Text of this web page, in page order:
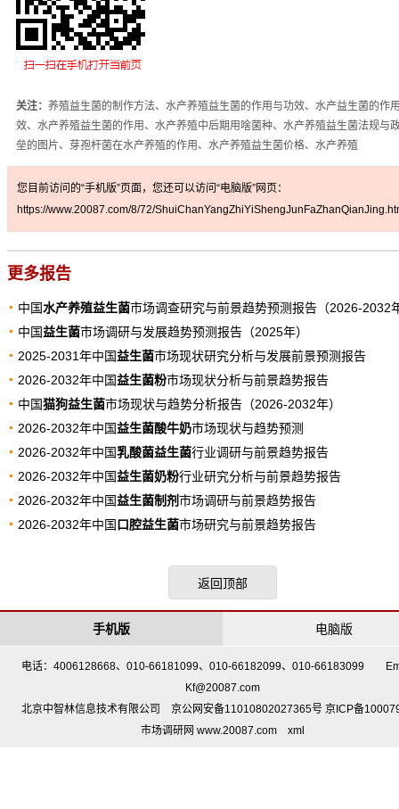
关注： 养殖益生菌的制作方法、水产养殖益生菌的作用与功效、水产益生菌的作
效、水产养殖益生菌的作用、水产养殖中后期用啥菌种、水产养殖益生菌法规与
垒的图片、芽孢杆菌在水产养殖的作用、水产养殖益生菌价格、水产养殖
您目前访问的“手机版”页面，您还可以访问“电脑版”网页：
https://www.20087.com/8/72/
更多报告
中国水产养殖益生菌市场调查研究与前景趋势预测报告（2026-2032
中国益生菌市场调研与发展趋势预测报告（2025年）
2025-2031年中国益生菌市场现状研究分析与发展前景预测报告
2026-2032年中国益生菌粉市场现状分析与前景趋势报告
中国猫狗益生菌市场现状与趋势分析报告（2026-2032年）
2026-2032年中国益生菌酸牛奶市场现状与趋势预测
2026-2032年中国乳酸菌益生菌行业调研与前景趋势报告
2026-2032年中国益生菌奶粉行业研究分析与前景趋势报告
2026-2032年中国益生菌制剂市场调研与前景趋势报告
2026-2032年中国 口腔益生菌市场研究与前景趋势报告
返回顶部
电脑版
手机版
电话：4006128668、010-66181099、010-66182099、010-66183099
Kf@20087.com
北京中智林信息技术有限公司 京公网安备11010802027365号 京ICP备
市场调研网 www.20087.com
xml